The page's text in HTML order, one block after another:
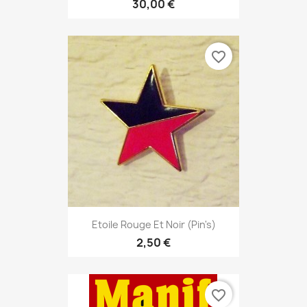
30,00 €
Etoile Rouge Et Noir (pin's)
2,50 €
favorite_border
favorite_border